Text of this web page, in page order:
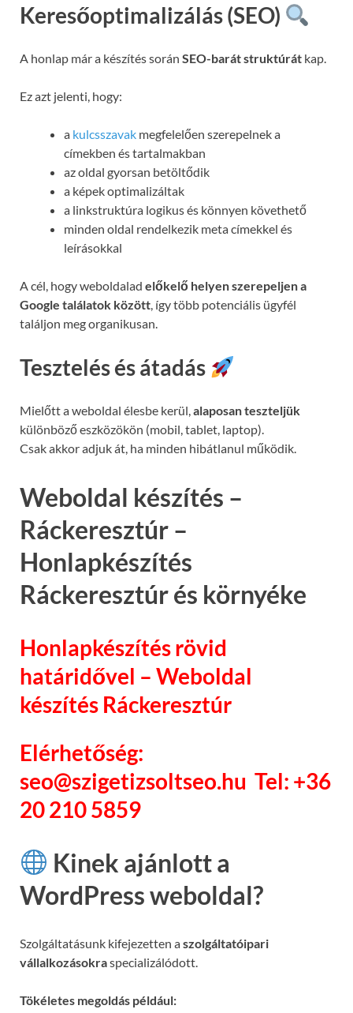
Keresőoptimalizálás (SEO)
A honlap már a készítés során SEO-barát struktúrát kap.
Ez azt jelenti, hogy:
a kulcsszavak megfelelően szerepelnek a
címekben és tartalmakban
az oldal gyorsan betöltődik
a képek optimalizáltak
a linkstruktúra logikus és könnyen követhető
minden oldal rendelkezik meta címekkel és
leírásokkal
A cél, hogy weboldalad előkelő helyen szerepeljen a
Google találatok között, így több potenciális ügyfél
találjon meg organikusan.
Tesztelés és átadás
Mielőtt a weboldal élesbe kerül,alaposan teszteljük
különböző eszközökön (mobil, tablet, laptop).
Csak akkor adjuk át, ha minden hibátlanul működik.
Weboldal készítés –
Ráckeresztúr –
Honlapkészítés
Ráckeresztúr és környéke
Honlapkészítés rövid
határidővel – Weboldal
készítés Ráckeresztúr
Elérhetőség:
seo@szigetizsoltseo.hu Tel: +36
20 210 5859
Kinek ajánlott a
WordPress weboldal?
Szolgáltatásunk kifejezetten aszolgáltatóipari
vállalkozásokraspecializálódott.
Tökéletes megoldás például: